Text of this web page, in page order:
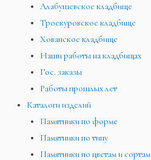
Алабушевское кладбище
Троекуровское кладбище
Хованское кладбище
Наши работы на кладбищах
Гос. заказы
Работы прошлых лет
Каталоги изделий
Памятники по форме
Памятники по типу
Памятники по цветам и сортам